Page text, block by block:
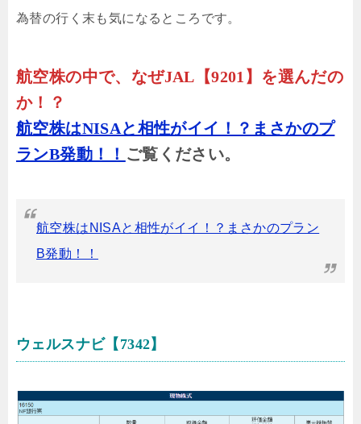
為替の行く末も気になるところです。
航空株の中で、なぜJAL【9201】を選んだの
か！？
航空株はNISAと相性がイイ！？まさかのプ
ランB発動！！ ご覧ください。
航空株はNISAと相性がイイ！？まさかのプラン
B発動！！
ウェルスナビ【7342】